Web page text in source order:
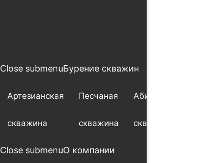
Close submenuБурение скважин
Артезианская
скважина
Песчаная
скважина
Абиссинская
скважина
Close submenuО компании